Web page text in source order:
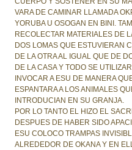
VARA DE CAMINAR LLAMADA
YORUBA U OSOGAN EN BINI.
RECOLECTAR MATERIALES DE
DOS LOMAS QUE ESTUVIERAN
DE LA OTRA AL IGUAL QUE DE
DE LA CASA Y TODO SE
INVOCAR A ESU DE MANERA
ESPANTARA A LOS ANIMALES
INTRODUCIAN EN SU GRANJA.
POR LO TANTO EL HIZO EL
DESPUES DE HABER SIDO
ESU COLOCO TRAMPAS
ALREDEDOR DE OKANA Y EN